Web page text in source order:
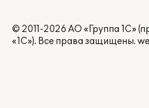
© 2011-2026 АО «Группа 1С»
«1С»). Все права защищены.